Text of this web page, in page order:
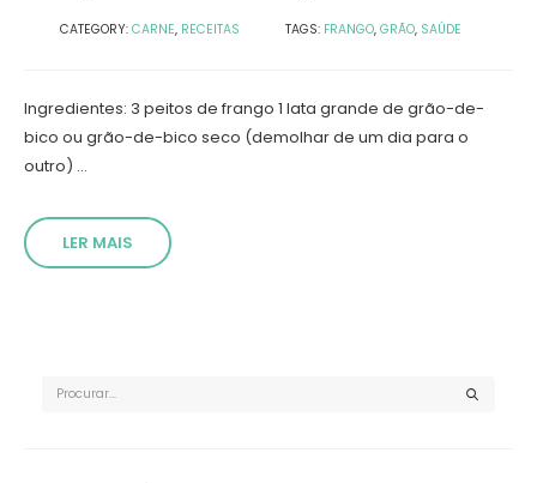
CATEGORY: CARNE, RECEITAS TAGS: FRANGO, GRÃO, SAÚDE
Ingredientes: 3 peitos de frango 1 lata grande de grão-de-
bico ou grão-de-bico seco (demolhar de um dia para o
outro) ...
LER MAIS